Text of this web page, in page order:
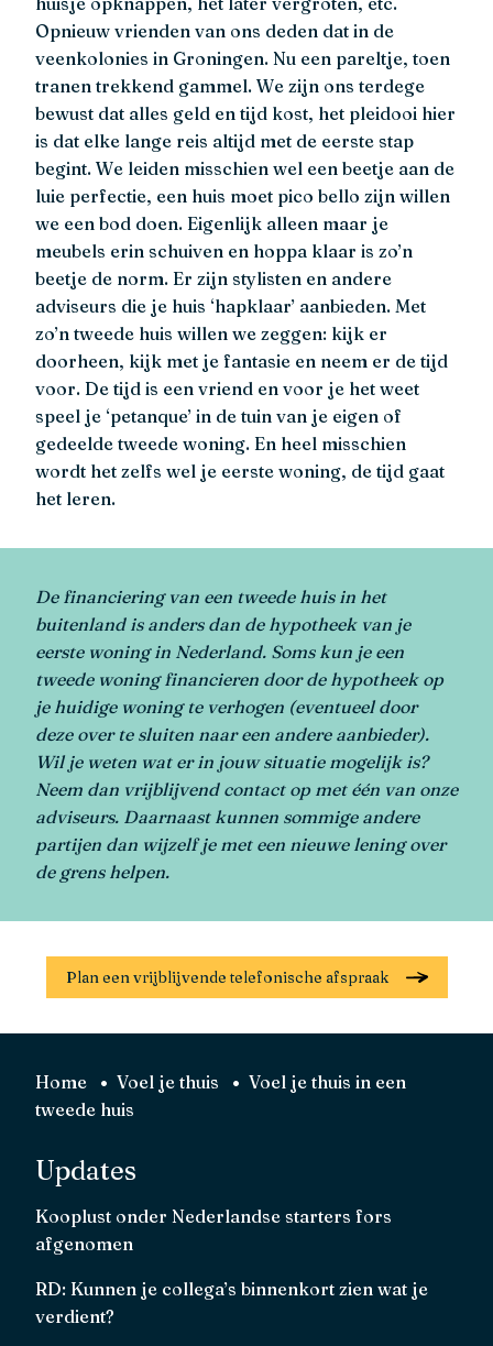
Opnieuw vrienden van ons deden dat in de
veenkolonies in Groningen. Nu een pareltje, toen
tranen trekkend gammel. We zijn ons terdege
bewust dat alles geld en tijd kost, het pleidooi hier
is dat elke lange reis altijd met de eerste stap
begint. We leiden misschien wel een beetje aan de
luie perfectie, een huis moet pico bello zijn willen
we een bod doen. Eigenlijk alleen maar je
meubels erin schuiven en hoppa klaar is zo’n
beetje de norm. Er zijn stylisten en andere
adviseurs die je huis ‘hapklaar’ aanbieden. Met
zo’n tweede huis willen we zeggen: kijk er
doorheen, kijk met je fantasie en neem er de tijd
voor. De tijd is een vriend en voor je het weet
speel je ‘petanque’ in de tuin van je eigen of
gedeelde tweede woning. En heel misschien
wordt het zelfs wel je eerste woning, de tijd gaat
het leren.
De financiering van een tweede huis in het
buitenland is anders dan de hypotheek van je
eerste woning in Nederland. Soms kun je een
tweede woning financieren door de hypotheek op
je huidige woning te verhogen (eventueel door
deze over te sluiten naar een andere aanbieder).
Wil je weten wat er in jouw situatie mogelijk is?
Neem dan vrijblijvend contact op met één van onze
adviseurs. Daarnaast kunnen sommige andere
partijen dan wijzelf je met een nieuwe lening over
de grens helpen.
Plan een vrijblijvende telefonische afspraak
Home Voel je thuis
Voel je thuis in een
tweede huis
Updates
Kooplust onder Nederlandse starters fors
afgenomen
RD: Kunnen je collega’s binnenkort zien wat je
verdient?